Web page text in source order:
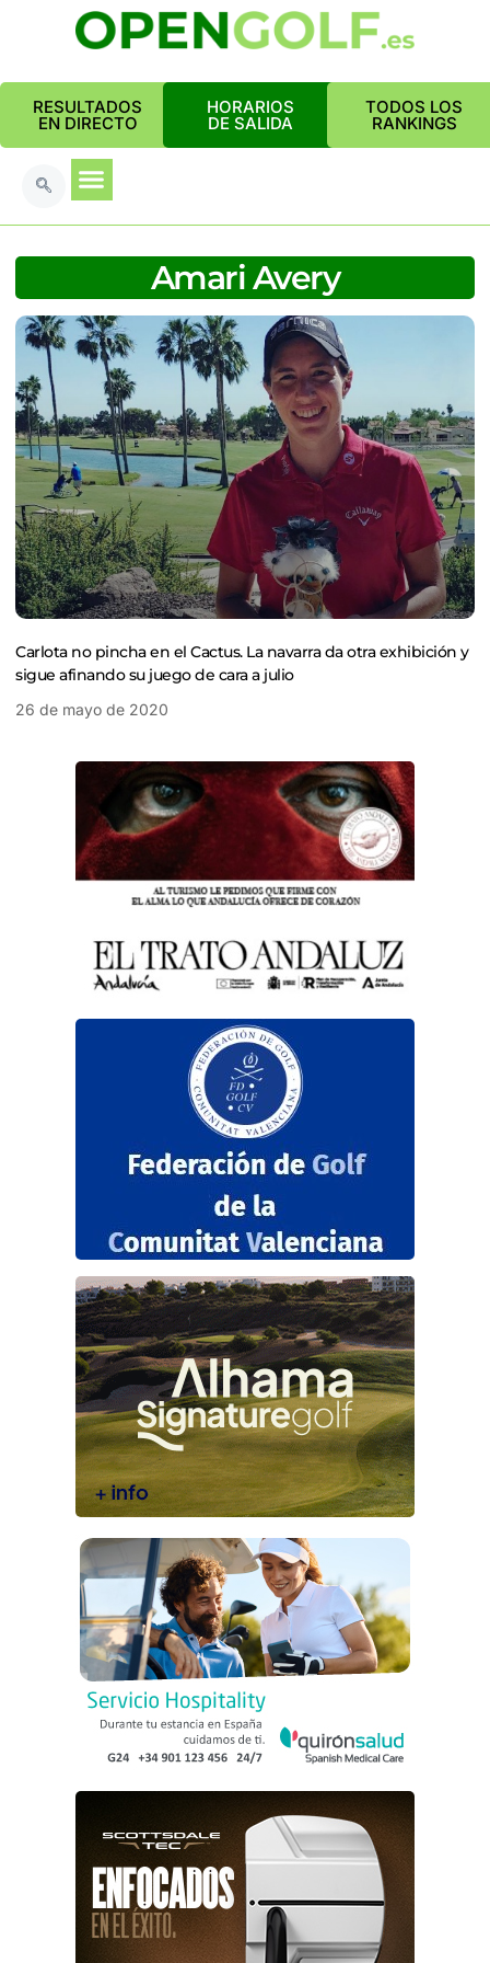
RESULTADOS
EN DIRECTO
HORARIOS
DE SALIDA
TODOS LOS
RANKINGS
Amari Avery
Carlota no pincha en el Cactus. La navarra da otra exhibición y
sigue afinando su juego de cara a julio
26 de mayo de 2020